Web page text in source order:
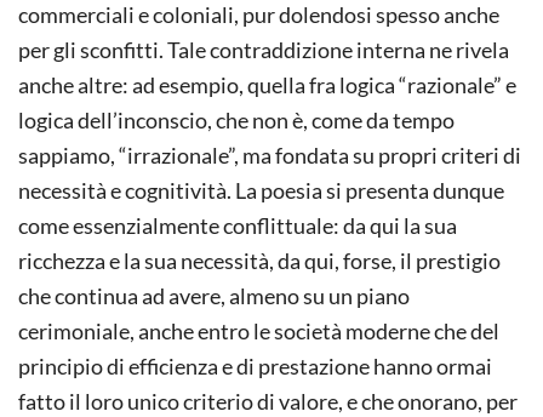
commerciali e coloniali, pur dolendosi spesso anche
per gli sconfitti. Tale contraddizione interna ne rivela
anche altre: ad esempio, quella fra logica “razionale” e
logica dell’inconscio, che non è, come da tempo
sappiamo, “irrazionale”, ma fondata su propri criteri di
necessità e cognitività. La poesia si presenta dunque
come essenzialmente conflittuale: da qui la sua
ricchezza e la sua necessità, da qui, forse, il prestigio
che continua ad avere, almeno su un piano
cerimoniale, anche entro le società moderne che del
principio di efficienza e di prestazione hanno ormai
fatto il loro unico criterio di valore, e che onorano, per